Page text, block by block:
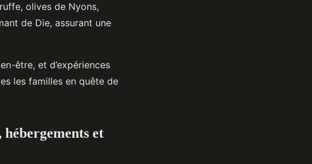
olives de Nyons,
de Die, assurant une
être, et d’expériences
les familles en quête de
et